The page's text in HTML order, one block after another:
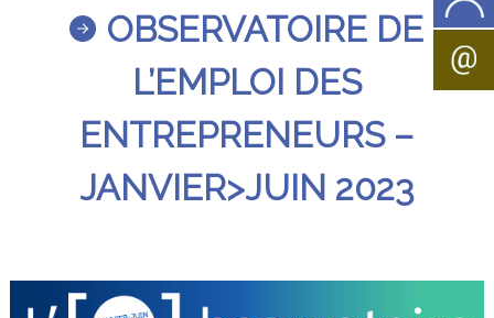
OBSERVATOIRE DE
L’EMPLOI DES
ENTREPRENEURS –
JANVIER>JUIN 2023